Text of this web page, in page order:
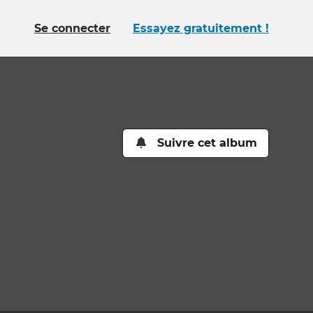
Se connecter Essayez gratuitement !
Suivre cet album